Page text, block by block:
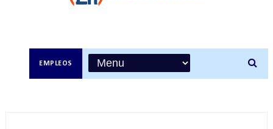
EMPLEOS